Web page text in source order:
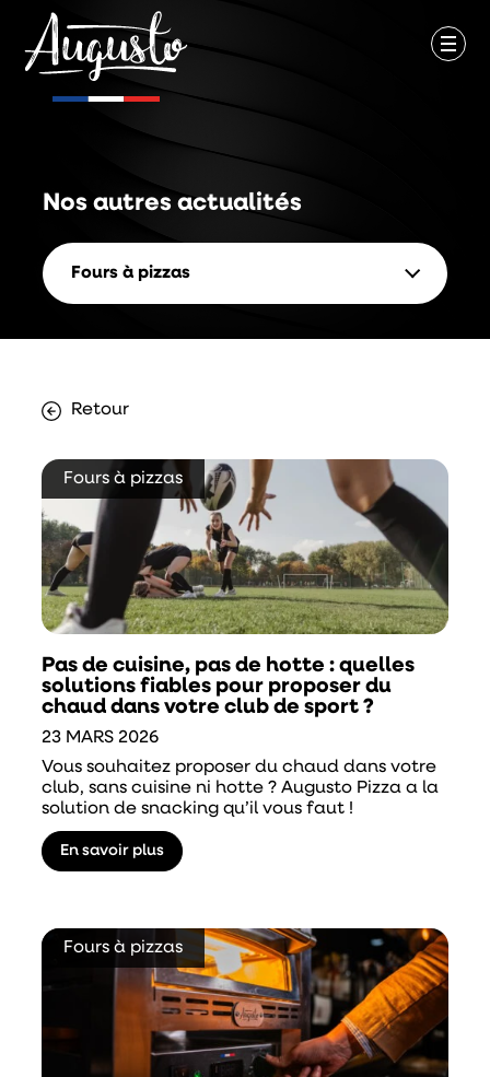
Nos autres actualités
Fours à pizzas
Retour
Fours à pizzas
Pas de cuisine, pas de hotte : quelles
solutions fiables pour proposer du
chaud dans votre club de sport ?
23 MARS 2026
Vous souhaitez proposer du chaud dans votre
club, sans cuisine ni hotte ? Augusto Pizza a la
solution de snacking qu’il vous faut !
En savoir plus
Fours à pizzas